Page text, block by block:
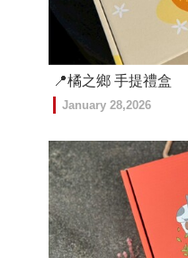
📍橘之鄉 手提禮盒
January 28,2026